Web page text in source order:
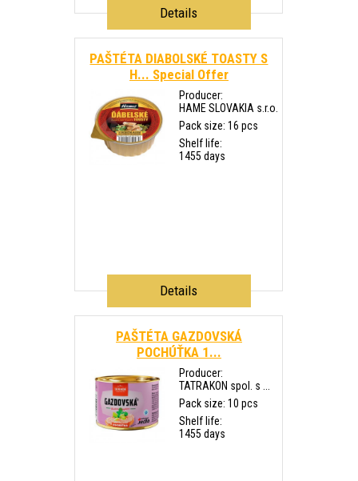
Details
PAŠTÉTA DIABOLSKÉ TOASTY S
H... Special Offer
Producer:
HAME SLOVAKIA s.r.o.
Pack size: 16 pcs
Shelf life:
1455 days
Details
PAŠTÉTA GAZDOVSKÁ
POCHÚŤKA 1...
Producer:
TATRAKON spol. s ...
Pack size: 10 pcs
Shelf life:
1455 days